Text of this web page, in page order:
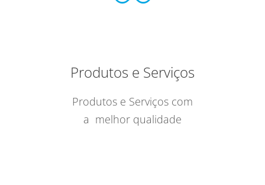
Produtos e Serviços
Produtos e Serviços com
a melhor qualidade